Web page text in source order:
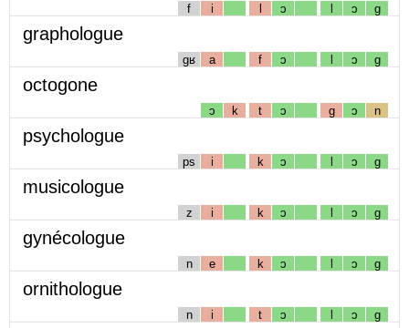
f i l ɔ l ɔ g
graphologue
gʁ a f ɔ l ɔ g
octogone
ɔ k t ɔ g ɔ n
psychologue
ps i k ɔ l ɔ g
musicologue
z i k ɔ l ɔ g
gynécologue
n e k ɔ l ɔ g
ornithologue
n i t ɔ l ɔ g